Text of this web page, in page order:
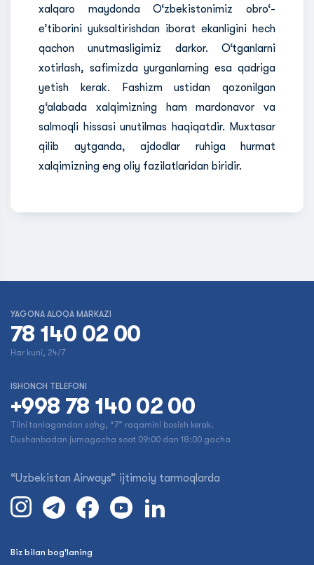
xalqaro maydonda O‘zbekistonimiz obro‘-
e’tiborini yuksaltirishdan iborat ekanligini hech
qachon unutmasligimiz darkor. O‘tganlarni
xotirlash, safimizda yurganlarning esa qadriga
yetish kerak. Fashizm ustidan qozonilgan
g‘alabada xalqimizning ham mardonavor va
salmoqli hissasi unutilmas haqiqatdir. Muxtasar
qilib aytganda, ajdodlar ruhiga hurmat
xalqimizning eng oliy fazilatlaridan biridir.
YAGONA ALOQA MARKAZI
78 140 02 00
Har kuni, 24/7
ISHONCH TELEFONI
+998 78 140 02 00
Tilni tanlagandan so‘ng, “7” raqamini bosish kerak.
Dushanbadan jumagacha soat 09:00 dan 18:00 gacha
“Uzbekistan Airways” ijtimoiy tarmoqlarda
Biz bilan bog'laning